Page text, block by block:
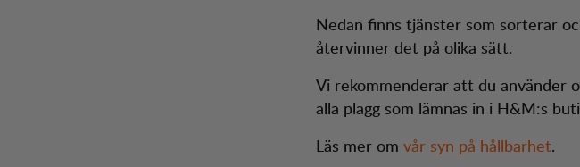
Nedan finns tjänster som sorterar
återvinner det på olika sätt.
Vi rekommenderar att du använder
alla plagg som lämnas in i H&M:s
Läs mer om vår syn på hållbarhet.